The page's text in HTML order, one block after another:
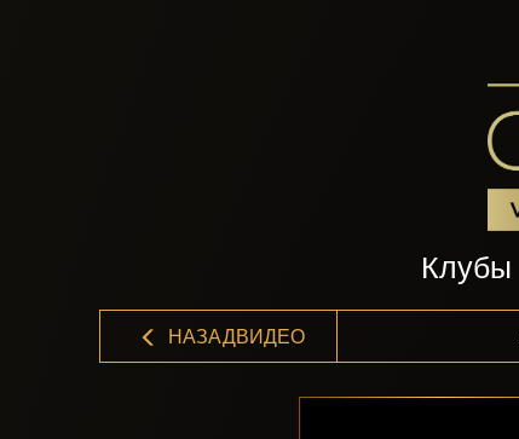
Клубы
НАЗАДВИДЕО